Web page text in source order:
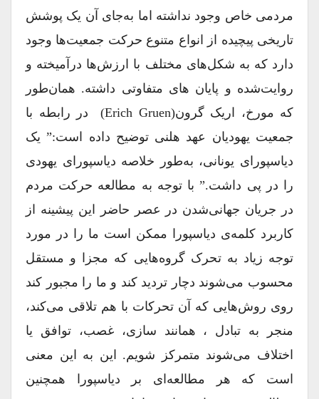
مردمی خاص وجود نداشته اما به‌جای آن‌ یک پوشش
تاریخی پیچیده از انواع متنوع حرکت جمعیت‌ها وجود
دارد که به شکل‌های مختلف با ارزش‌ها درآمیخته و
روایت‌شده و پایان های متفاوتی داشته. همان‌طور
که مورخ، اریک گرون(Erich Gruen) در رابطه با
جمعیت یهودیان عهد هلنی توضیح داده است:” یک
دیاسپورای یونانی، به‌طور خلاصه دیاسپورای یهودی
را در پی داشت.” با توجه به مطالعه حرکت مردم
در جریان جهانی‌شدن در عصر حاضر این پیشینه از
کاربرد کلمه‌ی دیاسپورا ممکن است ما را در مورد
توجه زیاد به تحرک گروه‌هایی که مجزا و مستقل
محسوب می‌شوند دچار تردید کند و ما را مجبور کند
روی روش‌هایی که آن تحرکات با هم تلاقی می‌کند،
منجر به تبادل ، همانند سازی، غصب، توافق یا
اختلاف می‌شوند متمرکز شویم. این به این معنی
است که هر مطالعه‌ای بر دیاسپورا همچنین